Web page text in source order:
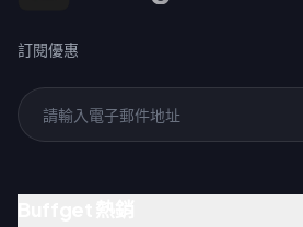
訂閱優惠